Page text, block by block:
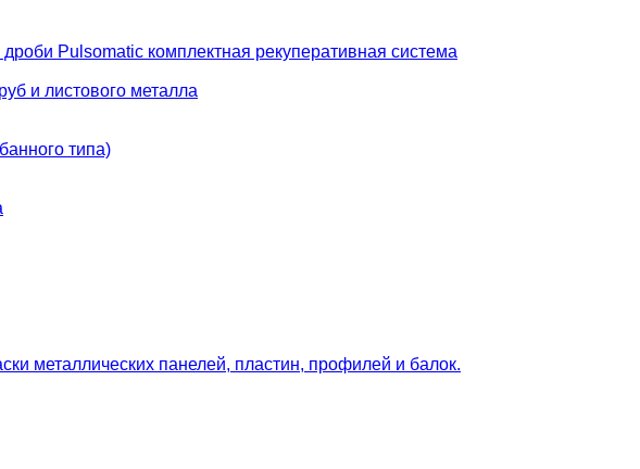
Pulsomatic комплектная рекуперативная система
и листового металла
типа)
металлических панелей, пластин, профилей и балок.